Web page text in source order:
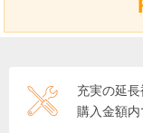
充実の延
購入金額内